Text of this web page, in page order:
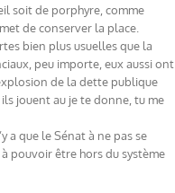
soit de porphyre, comme
de conserver la place.
bien plus usuelles que la
peu importe, eux aussi ont
de la dette publique
ils jouent au je te donne, tu me
a que le Sénat à ne pas se
pouvoir être hors du système